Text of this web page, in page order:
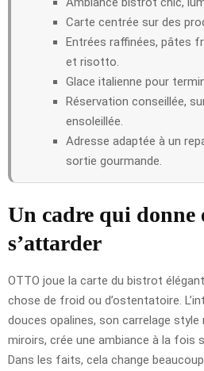
Carte centrée sur des
Entrées raffinées, pâtes
et risotto.
Glace italienne pour
Réservation conseillée,
ensoleillée.
Adresse adaptée à un
sortie gourmande.
Un cadre qui donne
s’attarder
OTTO joue la carte du bistrot
chose de froid ou d’ostentatoire.
douces opalines, son carrelage
miroirs, crée une ambiance à la fois
Dans les faits, cela change beaucoup